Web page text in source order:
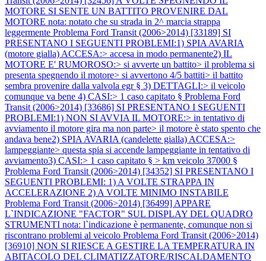
MOTORE SI SENTE UN BATTITO PROVENIRE DAL
MOTORE nota: notato che su strada in 2^ marcia strappa
leggermente Problema Ford Transit (2006>2014) [33189] SI
PRESENTANO I SEGUENTI PROBLEMI:1) SPIA AVARIA
(motore gialla) ACCESA:> accesa in modo permanente2) IL
MOTORE E' RUMOROSO:> si avverte un battito> il problema si
presenta spegnendo il motore> si avvertono 4/5 battiti> il battito
sembra provenire dalla valvola egr § 3) DETTAGLI:> il veicolo
comunque va bene 4) CASI:> 1 caso capitato § Problema Ford
Transit (2006>2014) [33686] SI PRESENTANO I SEGUENTI
PROBLEMI:1) NON SI AVVIA IL MOTORE:> in tentativo di
avviamento il motore gira ma non parte> il motore è stato spento che
andava bene2) SPIA AVARIA (candelette gialla) ACCESA:>
lampeggiante> questa spia si accende lampeggiante in tentativo di
avviamento3) CASI:> 1 caso capitato § > km veicolo 37000 §
Problema Ford Transit (2006>2014) [34352] SI PRESENTANO I
SEGUENTI PROBLEMI: 1) A VOLTE STRAPPA IN
ACCELERAZIONE 2) A VOLTE MINIMO INSTABILE
Problema Ford Transit (2006>2014) [36499] APPARE
L`INDICAZIONE "FACTOR" SUL DISPLAY DEL QUADRO
STRUMENTI nota: l`indicazione è permanente, comunque non si
riscontrano problemi al veicolo Problema Ford Transit (2006>2014)
[36910] NON SI RIESCE A GESTIRE LA TEMPERATURA IN
ABITACOLO DEL CLIMATIZZATORE/RISCALDAMENTO